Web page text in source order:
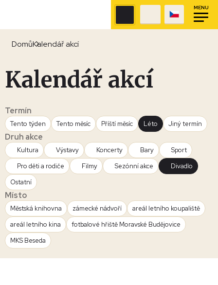
MENU
DomůKalendář akcí
Kalendář akcí
Termín
Tento týden Tento měsíc Příští měsíc Léto Jiný termín
Druh akce
Kultura Výstavy Koncerty Bary
Sport
Pro děti a rodiče
Filmy Sezónní akce
Divadlo
Ostatní
Místo
Městská knihovna zámecké nádvoří
areál letního koupaliště
areál letního kina
fotbalové hřiště Moravské Budějovice
MKS Beseda